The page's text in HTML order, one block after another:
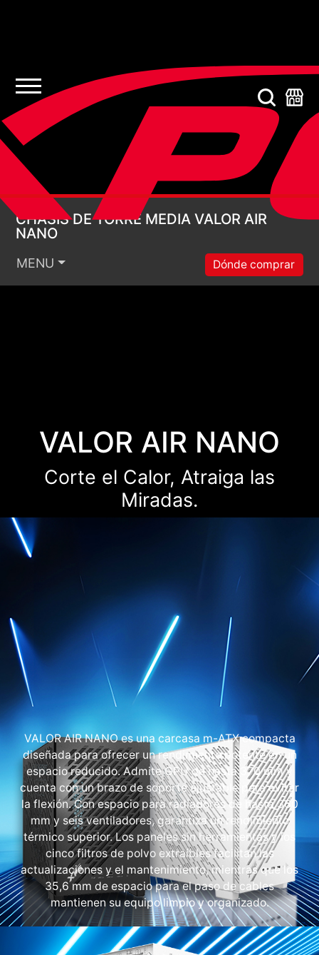
CHASIS DE TORRE
CHASIS DE TORRE MEDIA VALOR AIR
NANO
MENU Dónde comprar
VALOR AIR NANO
Corte el Calor, Atraiga las
Miradas.
VALOR AIR NANO es una carcasa m-ATX compacta
diseñada para ofrecer un rendimiento potente en un
espacio reducido. Admite GPU de hasta 370 mm y
cuenta con un brazo de soporte ajustable para evitar
la flexión. Con espacio para radiadores de hasta 360
mm y seis ventiladores, garantiza un rendimiento
térmico superior. Los paneles sin herramientas y los
cinco filtros de polvo extraíbles facilitan las
actualizaciones y el mantenimiento, mientras que los
35,6 mm de espacio para el paso de cables
mantienen su equipo limpio y organizado.